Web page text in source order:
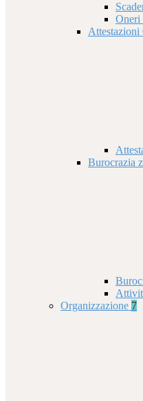
Oneri
Attestazioni
Burocrazia
Organizzazione 7